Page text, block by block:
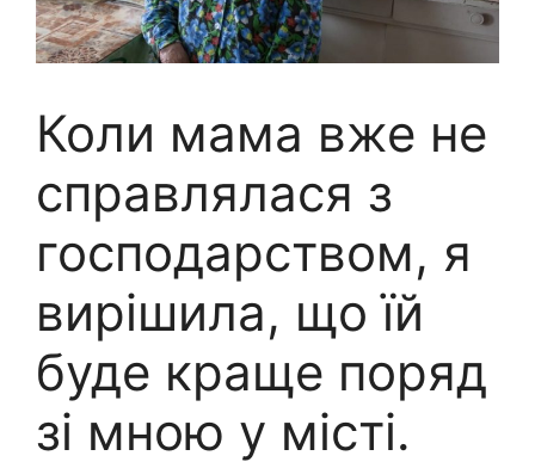
Коли мама вже не
справлялася з
господарством, я
вирішила, що їй
буде краще поряд
зі мною у місті.